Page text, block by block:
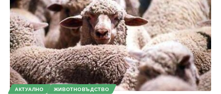
АКТУАЛНО ЖИВОТНОВЪДСТВО